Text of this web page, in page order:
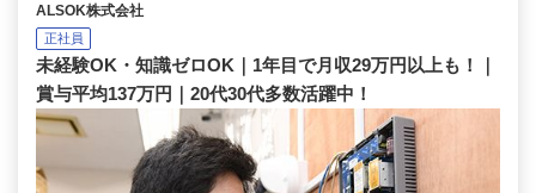
ALSOK株式会社
正社員
未経験OK・知識ゼロOK｜1年目で月収29万円以上も！｜
賞与平均137万円｜20代30代多数活躍中！